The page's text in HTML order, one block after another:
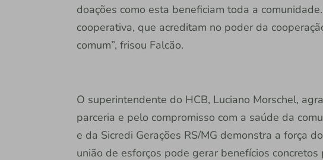
doações como esta beneficiam toda a
cooperativa, que acreditam no poder da
comum”, frisou Falcão.
O superintendente do HCB, Luciano Morschel,
parceria e pelo compromisso com a saúde da
e da Sicredi Gerações RS/MG demonstra a força
união de esforços pode gerar benefícios